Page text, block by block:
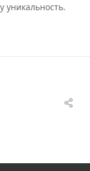
уникальность.